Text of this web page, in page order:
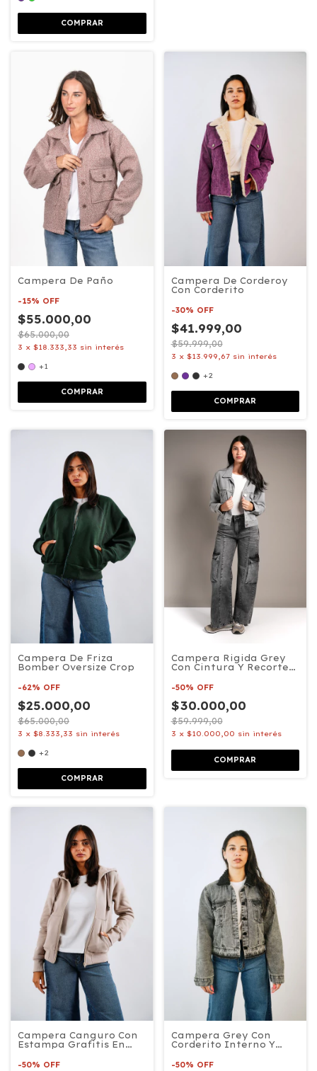
COMPRAR
Campera De Paño
-15% OFF
$55.000,00
$65.000,00
3 x $18.333,33 sin interés
+1
COMPRAR
Campera De Corderoy
Con Corderito
-30% OFF
$41.999,00
$59.999,00
3 x $13.999,67 sin interés
+2
COMPRAR
Campera De Friza
Bomber Oversize Crop
-62% OFF
$25.000,00
$65.000,00
3 x $8.333,33 sin interés
+2
COMPRAR
Campera Rigida Grey
Con Cintura Y Recorte
-50% OFF
$30.000,00
$59.999,00
3 x $10.000,00 sin interés
COMPRAR
Campera Canguro Con
Estampa Grafitis En
-50% OFF
Campera Grey Con
Corderito Interno Y
-50% OFF